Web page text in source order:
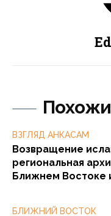
ВЗГЛЯД АНКАСАМ
Возвращение
региональная
Ближнем Востоке
БЛИЖНИЙ ВОСТОК